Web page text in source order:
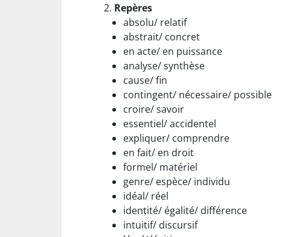
2. Repères
absolu/ relatif
abstrait/ concret
en acte/ en puissance
analyse/ synthèse
cause/ fin
contingent/ nécessaire/ possible
croire/ savoir
essentiel/ accidentel
expliquer/ comprendre
en fait/ en droit
formel/ matériel
genre/ espèce/ individu
idéal/ réel
identité/ égalité/ différence
intuitif/ discursif